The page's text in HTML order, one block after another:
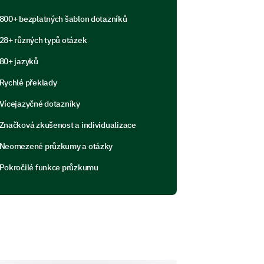
the following aspects of our
affected your child's
800+ bezplatných šablon dotazníků
28+ různých typů otázek
80+ jazyků
Rychlé překlady
Vícejazyčné dotazníky
Značková zkušenost a individualizace
Neomezené průzkumy a otázky
Pokročilé funkce průzkumu